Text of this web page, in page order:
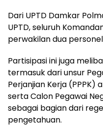
Dari UPTD Damkar
UPTD, seluruh
perwakilan dua
Partisipasi ini juga
termasuk dari unsur
Perjanjian Kerja (PPPK)
serta Calon Pegawai
sebagai bagian dari
pengetahuan.